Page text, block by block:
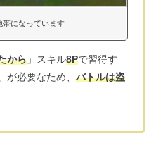
帯になっています
から 」スキル8Pで習得す
」が必要なため、 バトルは盗